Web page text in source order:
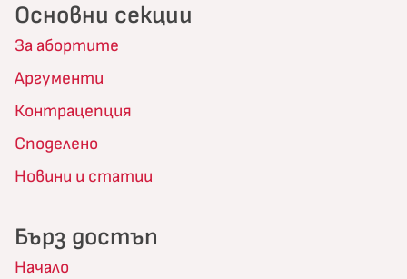
Основни секции
За абортите
Аргументи
Контрацепция
Споделено
Новини и статии
Бърз достъп
Начало